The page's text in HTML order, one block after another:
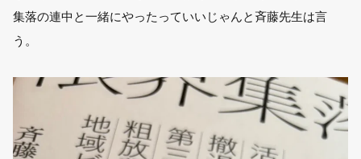
集落の連中と一緒にやったっていいじゃんと斉藤先生は言
う。